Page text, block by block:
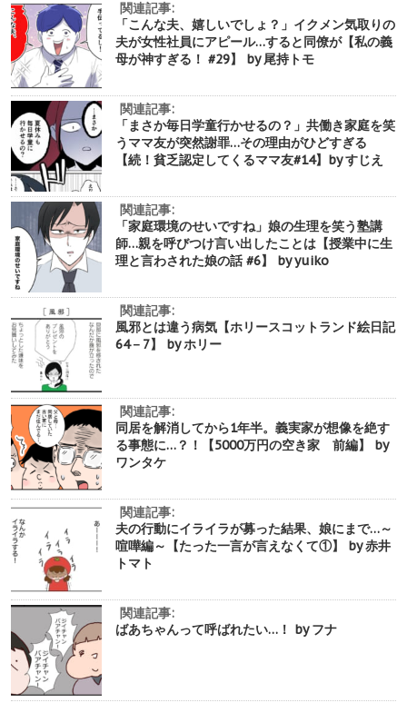
関連記事:
「こんな夫、嬉しいでしょ？」イクメン気取りの
夫が女性社員にアピール…すると同僚が【私の義
母が神すぎる！ #29】 by 尾持トモ
関連記事:
「まさか毎日学童行かせるの？」共働き家庭を笑
うママ友が突然謝罪…その理由がひどすぎる
【続！貧乏認定してくるママ友#14】by すじえ
関連記事:
「家庭環境のせいですね」娘の生理を笑う塾講
師…親を呼びつけ言い出したことは【授業中に生
理と言わされた娘の話 #6】 by yuiko
関連記事:
風邪とは違う病気【ホリースコットランド絵日記
64－7】 by ホリー
関連記事:
同居を解消してから1年半。義実家が想像を絶す
る事態に…？！【5000万円の空き家 前編】 by
ワンタケ
関連記事:
夫の行動にイライラが募った結果、娘にまで…～
喧嘩編～【たった一言が言えなくて①】 by 赤井
トマト
関連記事:
ばあちゃんって呼ばれたい…！ by フナ